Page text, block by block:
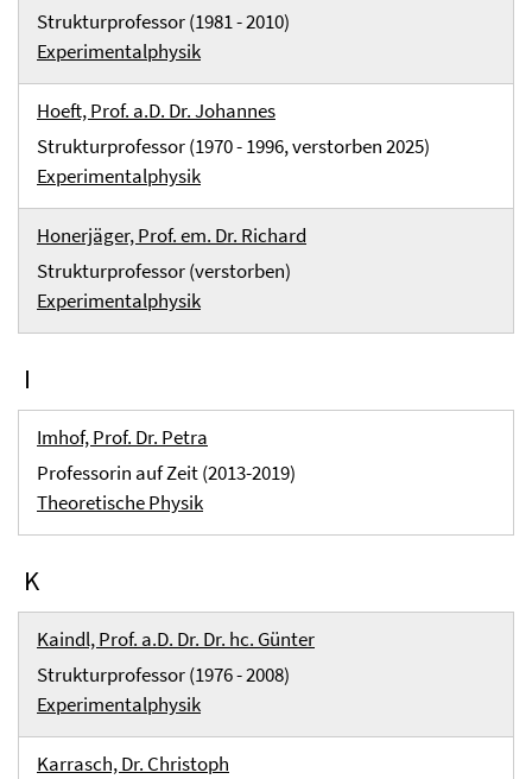
Strukturprofessor (1981 - 2010)
Experimentalphysik
Hoeft, Prof. a.D. Dr. Johannes
Strukturprofessor (1970 - 1996, verstorben 2025)
Experimentalphysik
Honerjäger, Prof. em. Dr. Richard
Strukturprofessor (verstorben)
Experimentalphysik
I
Imhof, Prof. Dr. Petra
Professorin auf Zeit (2013-2019)
Theoretische Physik
K
Kaindl, Prof. a.D. Dr. Dr. hc. Günter
Strukturprofessor (1976 - 2008)
Experimentalphysik
Karrasch, Dr. Christoph